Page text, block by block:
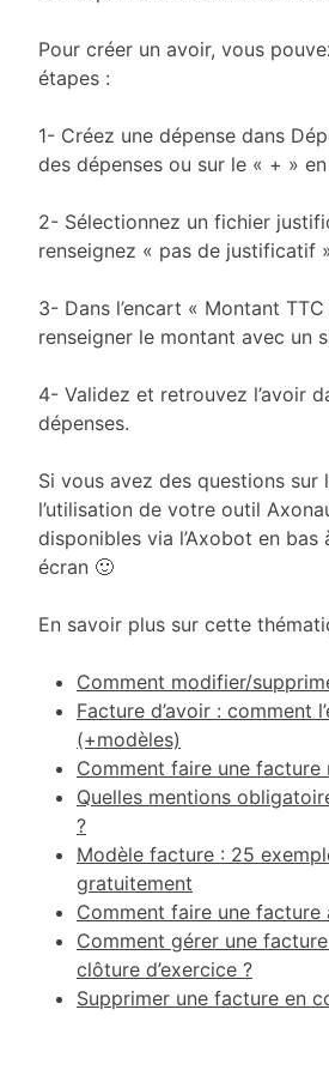
Pour créer un avoir, vous
étapes :
1- Créez une dépense dans
des dépenses ou sur le « + »
2- Sélectionnez un fichier
renseignez « pas de justificatif
3- Dans l’encart « Montant
renseigner le montant avec un
4- Validez et retrouvez l’avoir
dépenses.
Si vous avez des questions sur
l’utilisation de votre outil
disponibles via l’Axobot en
écran 🙂
En savoir plus sur cette
Comment modifier/
Facture d’avoir : comment
(+modèles)
Comment faire une
Quelles mentions
?
Modèle facture : 25
gratuitement
Comment faire une facture
Comment gérer une
clôture d’exercice ?
Supprimer une facture en